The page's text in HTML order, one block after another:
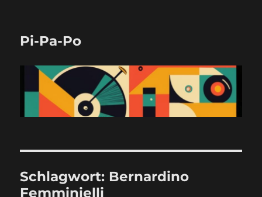
Pi-Pa-Po
Schlagwort: Bernardino
Femminielli